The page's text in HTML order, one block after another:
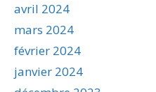
avril 2024
mars 2024
février 2024
janvier 2024